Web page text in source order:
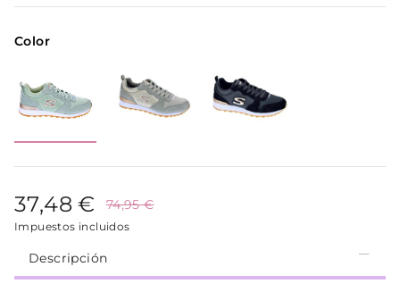
Color
37,48 € 74,95 €
Impuestos incluidos
Descripción